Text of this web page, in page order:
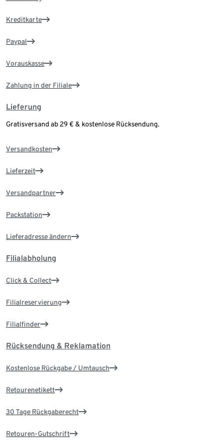
Kreditkarte
Paypal
Vorauskasse
Zahlung in der Filiale
Lieferung
Gratisversand ab 29 € & kostenlose Rücksendung.
Versandkosten
Lieferzeit
Versandpartner
Packstation
Lieferadresse ändern
Filialabholung
Click & Collect
Filialreservierung
Filialfinder
Rücksendung & Reklamation
Kostenlose Rückgabe / Umtausch
Retourenetikett
30 Tage Rückgaberecht
Retouren-Gutschrift